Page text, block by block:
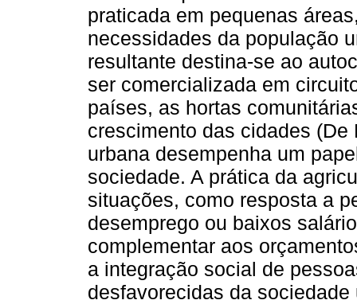
praticada em pequenas
necessidades da população
resultante destina-se ao
ser comercializada em
países, as hortas
crescimento das cidades
urbana desempenha um
sociedade. A prática da
situações, como resposta a
desemprego ou baixos
complementar aos
a integração social de
desfavorecidas da